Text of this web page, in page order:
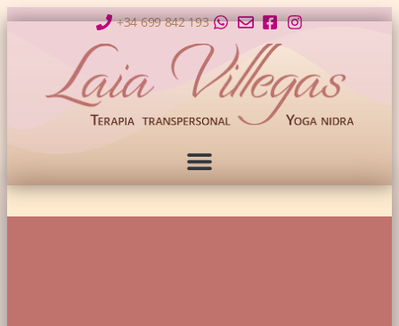
+34 699 842 193